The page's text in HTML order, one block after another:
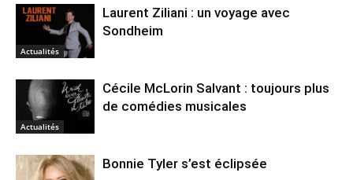
Actualités
Laurent Ziliani : un voyage avec
Sondheim
Actualités
Cécile McLorin Salvant : toujours plus
de comédies musicales
Bonnie Tyler s’est éclipsée